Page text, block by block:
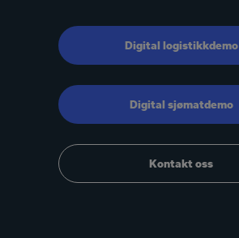
Digital logistikkdemo
Digital sjømatdemo
Kontakt oss